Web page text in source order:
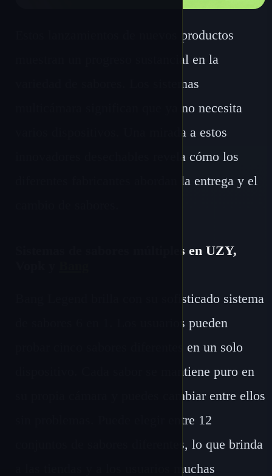
Estos lanzamientos de nuevos productos
muestran un progreso sustancial en la
variedad de sabores. Los sistemas
multicámara significan que ya no necesita
varios dispositivos. Una mirada a estos
innovadores desechables revela cómo los
diferentes fabricantes abordan la entrega y el
Sistemas de sabores múltiples en UZY,
Bang Legend brilla con su sofisticado sistema
de sabores 6 en 1. Los usuarios pueden
probar cinco sabores diferentes en un solo
dispositivo. Cada sabor se mantiene puro en
su propia cámara y puedes cambiar entre ellos
sin problemas. Puede elegir entre 12
conjuntos de sabores diferentes, lo que brinda
a las tiendas y a los usuarios muchas